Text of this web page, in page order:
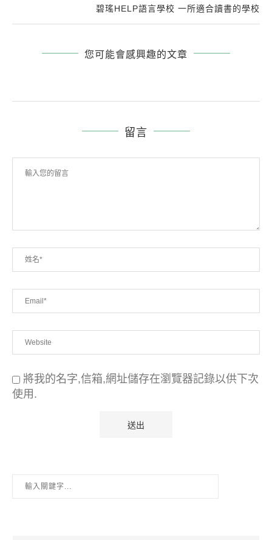
碧瑤HELP語言學校 一所適合讀書的學校
您可能會感興趣的文章
留言
將我的名字,信箱,網址儲存在瀏覽器記錄以供下次
使用.